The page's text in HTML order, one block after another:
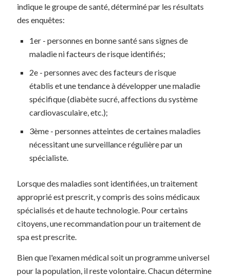
indique le groupe de santé, déterminé par les résultats
des enquêtes:
1er - personnes en bonne santé sans signes de
maladie ni facteurs de risque identifiés;
2e - personnes avec des facteurs de risque
établis et une tendance à développer une maladie
spécifique (diabète sucré, affections du système
cardiovasculaire, etc.);
3ème - personnes atteintes de certaines maladies
nécessitant une surveillance régulière par un
spécialiste.
Lorsque des maladies sont identifiées, un traitement
approprié est prescrit, y compris des soins médicaux
spécialisés et de haute technologie. Pour certains
citoyens, une recommandation pour un traitement de
spa est prescrite.
Bien que l'examen médical soit un programme universel
pour la population, il reste volontaire. Chacun détermine